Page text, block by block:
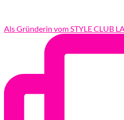
Als Gründerin vom STYLE CLUB